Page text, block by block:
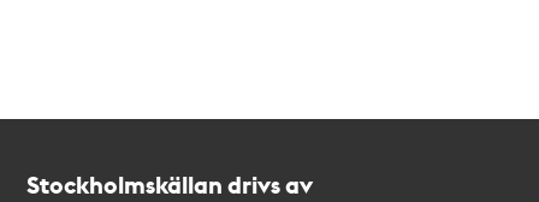
Stockholmskällan drivs av